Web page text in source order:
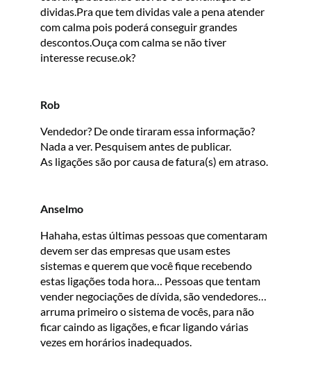
dividas.Pra que tem dividas vale a pena atender
com calma pois poderá conseguir grandes
descontos.Ouça com calma se não tiver
interesse recuse.ok?
Rob
Vendedor? De onde tiraram essa informação?
Nada a ver. Pesquisem antes de publicar.
As ligações são por causa de fatura(s) em atraso.
Anselmo
Hahaha, estas últimas pessoas que comentaram
devem ser das empresas que usam estes
sistemas e querem que você fique recebendo
estas ligações toda hora… Pessoas que tentam
vender negociações de dívida, são vendedores…
arruma primeiro o sistema de vocês, para não
ficar caindo as ligações, e ficar ligando várias
vezes em horários inadequados.